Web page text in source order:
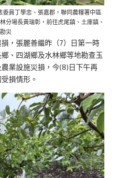
委員丁學忠、張嘉郡，聯同農糧署中區
分場長黃瑞彰，前往虎尾鎮、土庫鎮、
災
，張麗善繼昨（7）日第一時
、四湖鄉及水林鄉等地勘查玉
業設施災損，今(8)日下午再
損情形。